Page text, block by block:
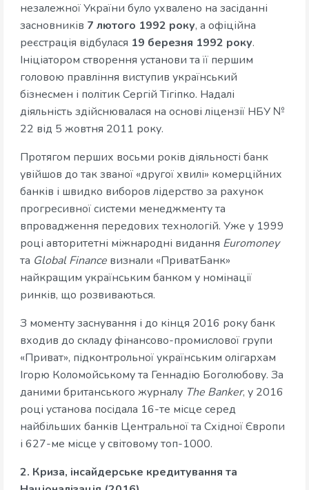
незалежної України було ухвалено на засіданні
засновників 7 лютого 1992 року, а офіційна
реєстрація відбулася 19 березня 1992 року.
Ініціатором створення установи та її першим
головою правління виступив український
бізнесмен і політик Сергій Тігіпко. Надалі
діяльність здійснювалася на основі ліцензії НБУ №
22 від 5 жовтня 2011 року.
Протягом перших восьми років діяльності банк
увійшов до так званої «другої хвилі» комерційних
банків і швидко виборов лідерство за рахунок
прогресивної системи менеджменту та
впровадження передових технологій. Уже у 1999
році авторитетні міжнародні видання Euromoney
та Global Finance визнали «ПриватБанк»
найкращим українським банком у номінації
ринків, що розвиваються.
З моменту заснування і до кінця 2016 року банк
входив до складу фінансово-промислової групи
«Приват», підконтрольної українським олігархам
Ігорю Коломойському та Геннадію Боголюбову. За
даними британського журналу The Banker, у 2016
році установа посідала 16-те місце серед
найбільших банків Центральної та Східної Європи
і 627-ме місце у світовому топ-1000.
2. Криза, інсайдерське кредитування та